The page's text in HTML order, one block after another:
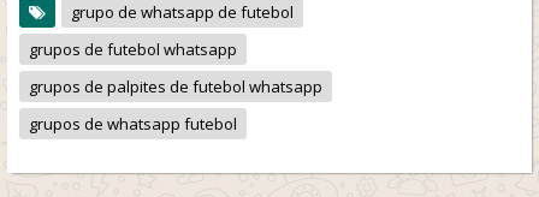
grupo de whatsapp de futebol
grupos de futebol whatsapp
grupos de palpites de futebol whatsapp
grupos de whatsapp futebol